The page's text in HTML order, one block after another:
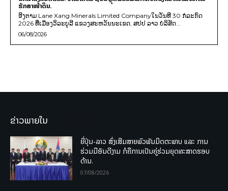
ຮັກສາໜ້າດິນ.
ອີງຕາມ Lane Xang Minerals Limited Companyໃນວັນທີ 30 ກໍລະກົດ
2026 ທີ່ເມືອງວິລະບູລີ ແຂວງສະຫວັນນະເຂດ, ສປປ ລາວ ບໍລິສັດ...
06/08/2026
ຂ່າວພາຍໃນ
ຍີ່ປຸ່ນ-ລາວ ສົ່ງເສີມສາຍພົວພັນມິດຕະພາບ ແລະ ການ
ຮ່ວມມືອັນດີງາມ ກໍຄືການເປັນຄູ່ຮ່ວມຍຸດທະສາດຮອບ
ດ້ານ.
07/08/2026